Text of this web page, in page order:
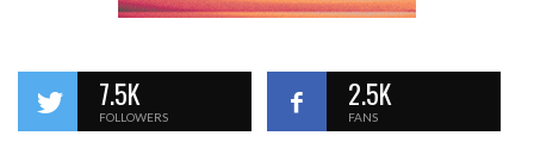
7.5K
FOLLOWERS
2.5K
FANS